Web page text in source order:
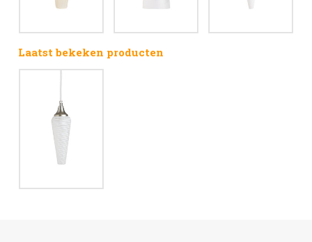
Laatst bekeken producten